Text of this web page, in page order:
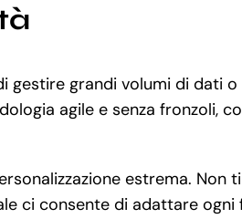
grandi volumi di dati
agile e senza fronzoli,
estrema.
ci consente di adattare